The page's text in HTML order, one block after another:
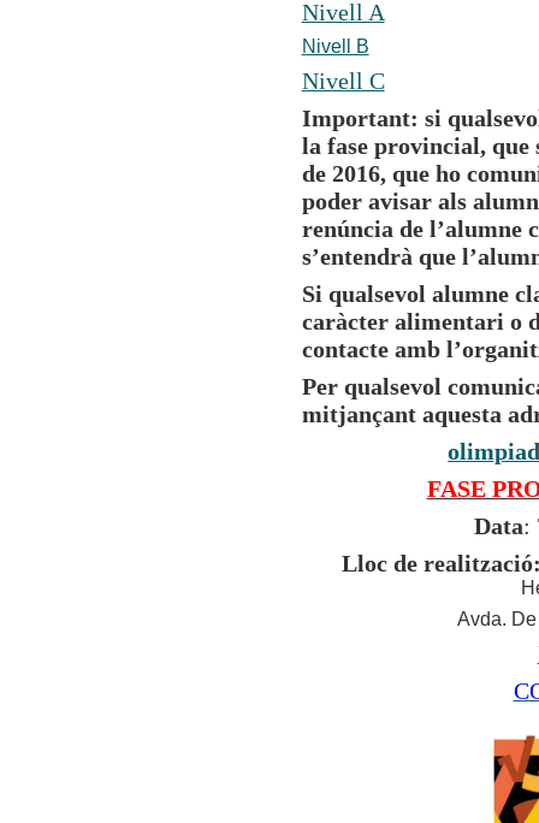
Nivell A
Nivell B
Nivell C
Important: si
la fase provincial, que
de 2016, que ho
poder avisar als
renúncia de l’alumne
s’entendrà que
Si qualsevol alumne
caràcter alimentari o
contacte amb
Per qualsevol
mitjançant aquesta
FASE
Data:
Lloc de
Avda.